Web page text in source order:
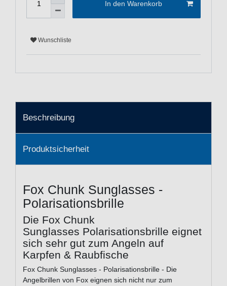
In den Warenkorb
Wunschliste
Beschreibung
Produktsicherheit
Fox Chunk Sunglasses -
Polarisationsbrille
Die Fox Chunk
Sunglasses Polarisationsbrille eignet
sich sehr gut zum Angeln auf
Karpfen & Raubfische
Fox Chunk Sunglasses - Polarisationsbrille - Die
Angelbrillen von Fox eignen sich nicht nur zum